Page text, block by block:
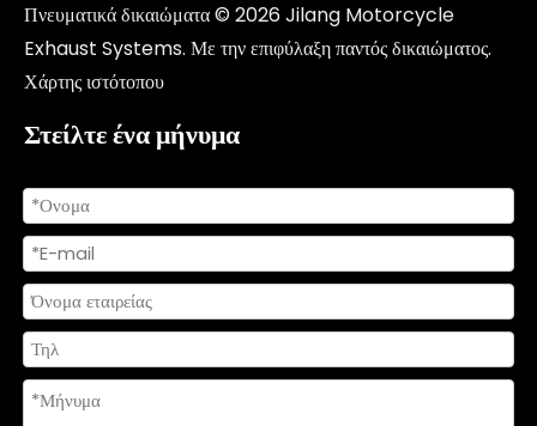
Πνευματικά δικαιώματα © 2026Jilang Motorcycle
Exhaust Systems. Με την επιφύλαξη παντός δικαιώματος.
Χάρτης ιστότοπου
Στείλτε ένα μήνυμα